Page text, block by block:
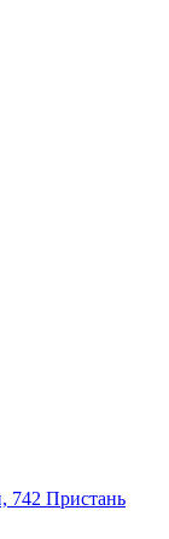
742 Пристань